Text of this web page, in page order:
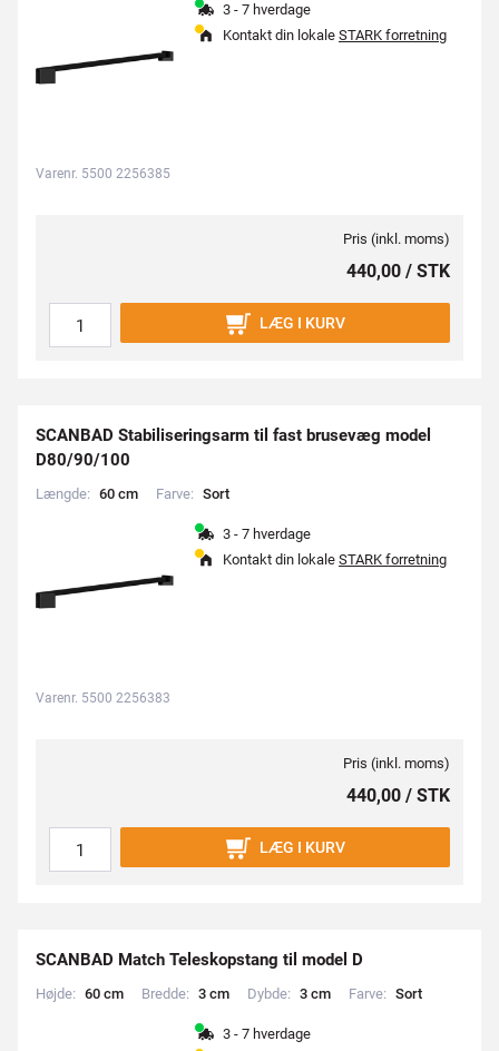
3 - 7 hverdage
Kontakt din lokale STARK forretning
Varenr. 5500 2256385
Pris (inkl. moms)
440,00 / STK
LÆG I KURV
SCANBAD Stabiliseringsarm til fast brusevæg model
D80/90/100
Længde: 60 cm Farve: Sort
3 - 7 hverdage
Kontakt din lokale STARK forretning
Varenr. 5500 2256383
Pris (inkl. moms)
440,00 / STK
LÆG I KURV
SCANBAD Match Teleskopstang til model D
Højde: 60 cm Bredde: 3 cm Dybde: 3 cm Farve: Sort
3 - 7 hverdage